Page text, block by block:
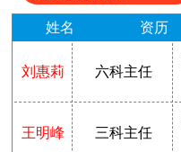
姓名 资历
刘惠莉 六科主任
王明峰 三科主任